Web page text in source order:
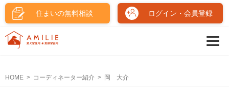
住まいの無料相談 ログイン・会員登録
HOME コーディネーター紹介 岡 大介